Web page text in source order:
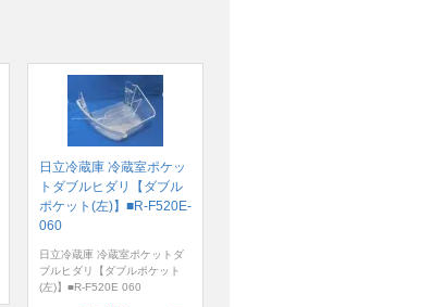
日立冷蔵庫 冷蔵室ポケッ
トダブルヒダリ【ダブル
ポケット(左)】■R-F520E-
060
日立冷蔵庫 冷蔵室ポケットダ
ブルヒダリ【ダブルポケット
(左)】■R-F520E 060